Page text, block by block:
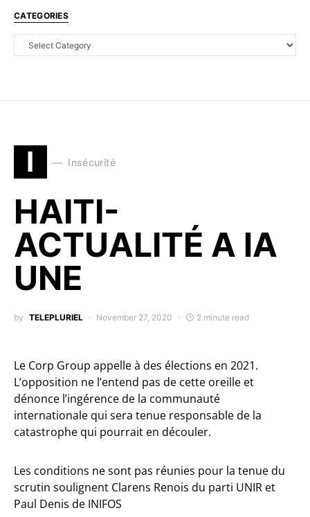
CATEGORIES
I Insécurité
HAITI-
ACTUALITÉ A lA
UNE
by TELEPLURIEL November 27, 2020 2 minute read
Le Corp Group appelle à des élections en 2021.
L’opposition ne l’entend pas de cette oreille et
dénonce l’ingérence de la communauté
internationale qui sera tenue responsable de la
catastrophe qui pourrait en découler.
Les conditions ne sont pas réunies pour la tenue du
scrutin soulignent Clarens Renois du parti UNIR et
Paul Denis de INIFOS